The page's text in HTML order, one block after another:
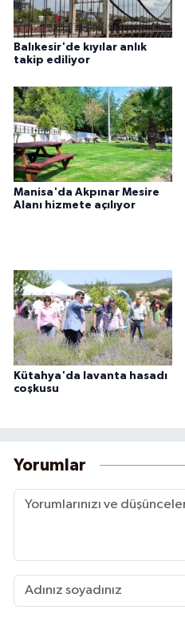
Balıkesir'de kıyılar anlık
takip ediliyor
Manisa'da Akpınar Mesire
Alanı hizmete açılıyor
Kütahya'da lavanta hasadı
coşkusu
Yorumlar